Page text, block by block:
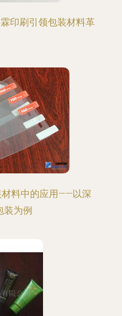
印刷引领包装材料革
料中的应用——以深
装为例